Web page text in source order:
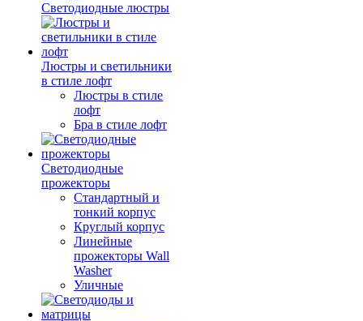
Светодиодные люстры
Люстры и светильники
в стиле лофт
Люстры в стиле
лофт
Бра в стиле лофт
Светодиодные
прожекторы
Стандартный и
тонкий корпус
Круглый корпус
Линейные
прожекторы Wall
Washer
Уличные